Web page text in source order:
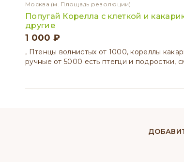
Москва (м. Площадь революции)
Попугай Корелла с клеткой и
другие
1 000 ₽
, Птенцы волнистых от 1000, кореллы
ручные от 5000 есть птегци и подростки,